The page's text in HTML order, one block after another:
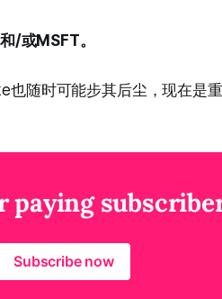
/或MSFT。
随时可能步其后尘，现在是
paying
Subscribe now